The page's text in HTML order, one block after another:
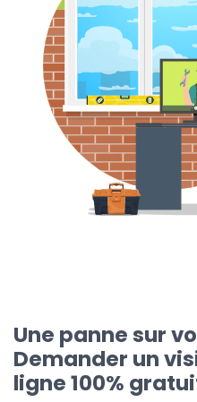
Une panne sur
Demander un
ligne 100%